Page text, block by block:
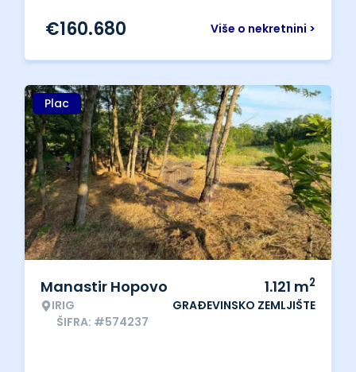
Više o nekretnini >
€160.680
Plac
Manastir Hopovo
IRIG
ŠIFRA: #574237
1.121 m2
GRAĐEVINSKO ZEMLJIŠTE